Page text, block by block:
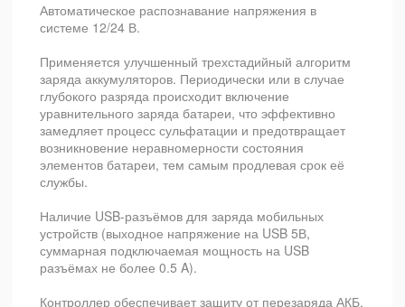
Автоматическое распознавание напряжения в
системе 12/24 В.
Применяется улучшенный трехстадийный алгоритм
заряда аккумуляторов. Периодически или в случае
глубокого разряда происходит включение
уравнительного заряда батареи, что эффективно
замедляет процесс сульфатации и предотвращает
возникновение неравномерности состояния
элементов батареи, тем самым продлевая срок её
службы.
Наличие USB-разъёмов для заряда мобильных
устройств (выходное напряжение на USB 5В,
суммарная подключаемая мощность на USB
разъёмах не более 0.5 A).
Контроллер обеспечивает защиту от перезаряда АКБ,